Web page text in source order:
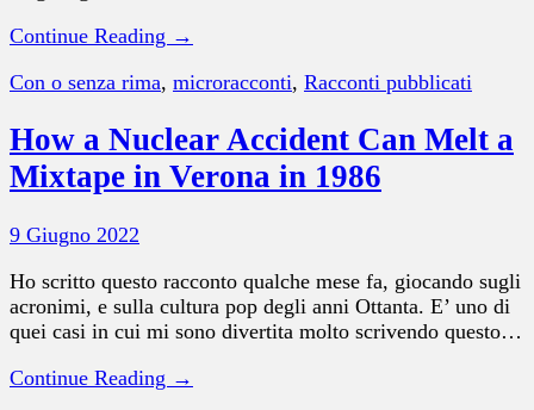
Continue Reading →
Con o senza rima, microracconti, Racconti pubblicati
How a Nuclear Accident Can Melt a
Mixtape in Verona in 1986
9 Giugno 2022
Ho scritto questo racconto qualche mese fa, giocando sugli
acronimi, e sulla cultura pop degli anni Ottanta. E’ uno di
quei casi in cui mi sono divertita molto scrivendo questo…
Continue Reading →